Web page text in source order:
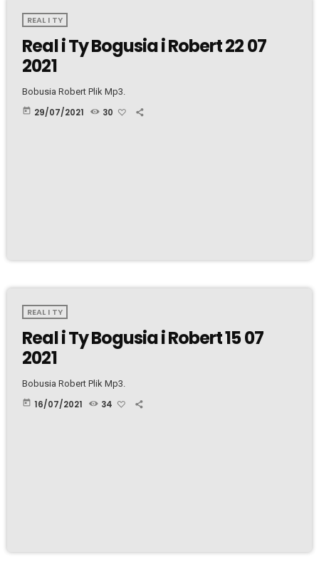
REAL I TY
Real i Ty Bogusia i Robert 22 07
2021
Bobusia Robert Plik Mp3.
today 29/07/2021 30
REAL I TY
Real i Ty Bogusia i Robert 15 07
2021
Bobusia Robert Plik Mp3.
today 16/07/2021 34